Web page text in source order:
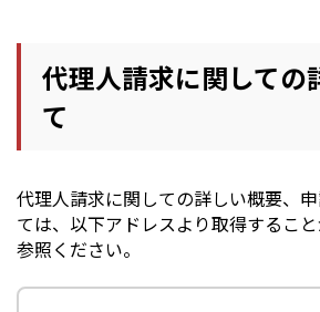
代理人請求に関しての
て
代理人請求に関しての詳しい概要、
ては、以下アドレスより取得するこ
参照ください。